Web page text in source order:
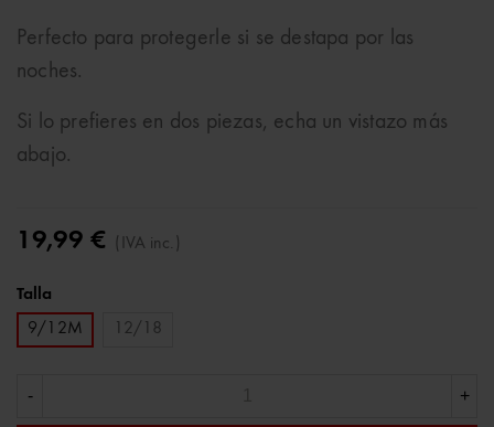
Perfecto para protegerle si se destapa por las
noches.
Si lo prefieres en dos piezas, echa un vistazo más
abajo.
19,99 € (IVA inc.)
Talla
9/12M
12/18
- +